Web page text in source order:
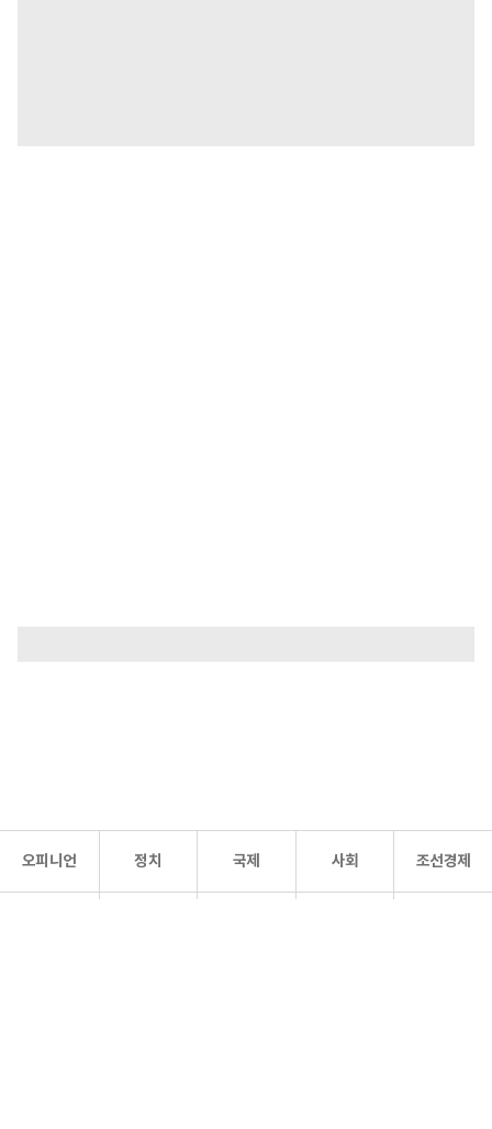
오피니언 정치 국제 사회 조선경제